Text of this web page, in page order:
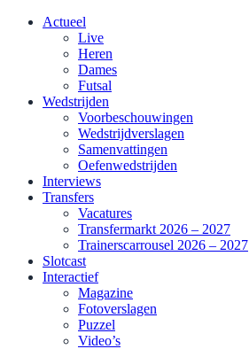
Actueel
Live
Heren
Dames
Futsal
Wedstrijden
Voorbeschouwingen
Wedstrijdverslagen
Samenvattingen
Oefenwedstrijden
Interviews
Transfers
Vacatures
Transfermarkt 2026 – 2027
Trainerscarrousel 2026 – 2027
Slotcast
Interactief
Magazine
Fotoverslagen
Puzzel
Video’s